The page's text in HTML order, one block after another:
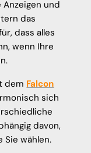
Anzeigen und
das
dass alles
wenn Ihre
dem Falcon
sich
davon,
Sie wählen.